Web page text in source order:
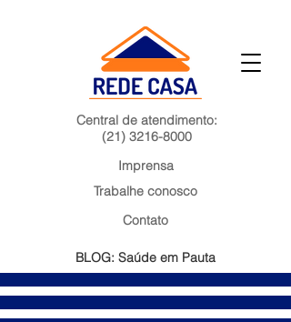
Central de atendimento:
(21) 3216-8000
Imprensa
Trabalhe conosco
Contato
BLOG: Saúde em Pauta